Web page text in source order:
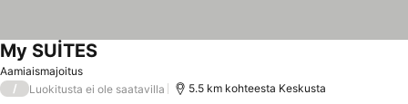
Aamiaismajoitus
My SUİTES
/ Luokitusta ei ole saatavilla 5.5 km kohteesta Keskusta